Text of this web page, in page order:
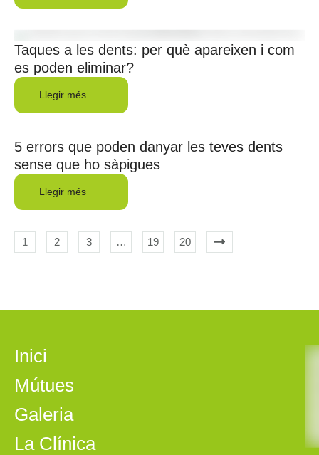
Taques a les dents: per què apareixen i com
es poden eliminar?
Llegir més
5 errors que poden danyar les teves dents
sense que ho sàpigues
Llegir més
1 2 3 … 19 20
Inici
Mútues
Galeria
La Clínica